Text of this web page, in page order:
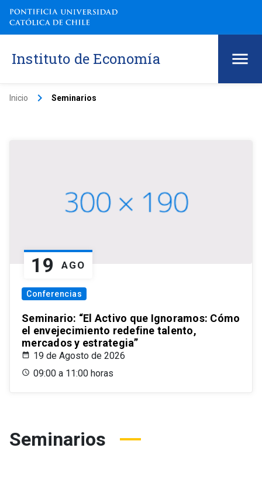
Instituto de Economía
Inicio keyboard_arrow_right Seminarios
19 AGO
Conferencias
Seminario: “El Activo que Ignoramos: Cómo
el envejecimiento redefine talento,
mercados y estrategia”
19 de Agosto de 2026
09:00 a 11:00 horas
Seminarios